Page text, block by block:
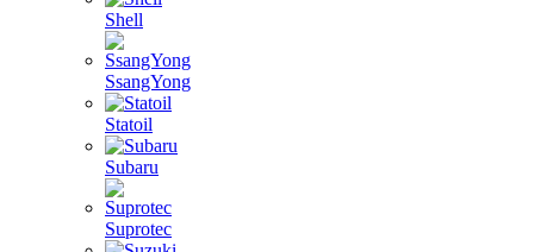
Shell
SsangYong
Statoil
Subaru
Suprotec